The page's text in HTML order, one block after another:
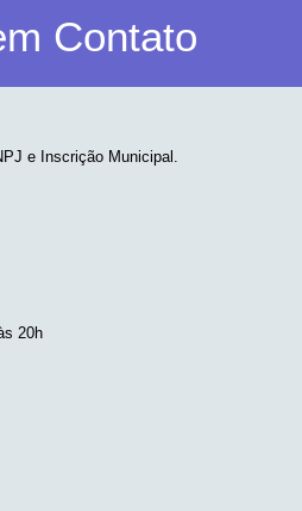
Contato
e Inscrição Municipal.
20h